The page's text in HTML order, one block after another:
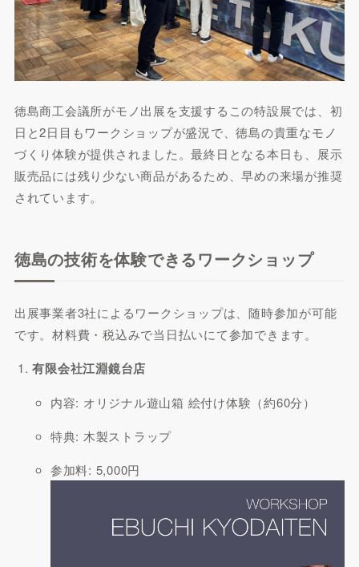
徳島商工会議所がモノ出展を支援するこの特設展では、初
日と2日目もワークショップが盛況で、徳島の貴重なモノ
づくり体験が提供されました。最終日となる本日も、展示
販売品には残り少ない商品があるため、早めの来場が推奨
されています。
徳島の技術を体験できるワークショップ
出展事業者3社によるワークショップは、随時参加が可能
です。材料費・税込みで当日払いにて参加できます。
有限会社江淵鏡台店
内容: オリジナル遊山箱 絵付け体験（約60分）
特典: 木製ストラップ
参加料: 5,000円